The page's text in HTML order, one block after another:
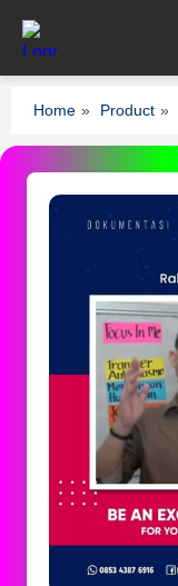
Home » Product »